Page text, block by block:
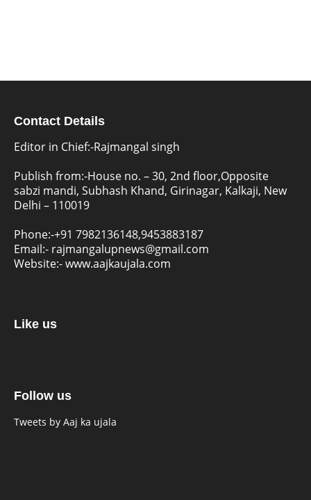
Contact Details
Editor in Chief:-Rajmangal singh
Publish from:-House no. – 30, 2nd floor,Opposite
sabzi mandi, Subhash Khand, Girinagar, Kalkaji, New
Delhi – 110019
Phone:-+91 7982136148,9453883187
Email:- rajmangalupnews@gmail.com
Website:-www.aajkaujala.com
Like us
Follow us
Tweets by Aaj ka ujala